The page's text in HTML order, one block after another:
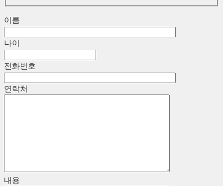
이름
나이
전화번호
연락처
내용